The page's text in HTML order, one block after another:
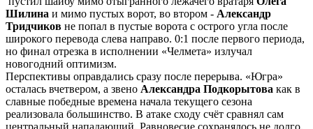
Шилина и мимо пустых ворот, во втором - Александр
Тридчиков не попал в пустые ворота с острого угла после
широкого перевода слева направо. 0:1 после первого периода,
но финал отрезка в исполнении «Челмета» излучал
новогодний оптимизм.
Перспективы оправдались сразу после перерыва. «Югра»
осталась вчетвером, а звено Александра Подкорытова как в
славные победные времена начала текущего сезона
реализовала большинство. В атаке сходу счёт сравнял сам
центральный нападающий. Равновесие сохранялось не долго.